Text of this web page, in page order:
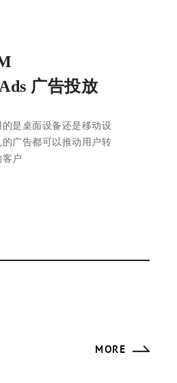
广告投放
是桌面设备还是移动设
广告都可以推动用户转
户
MORE